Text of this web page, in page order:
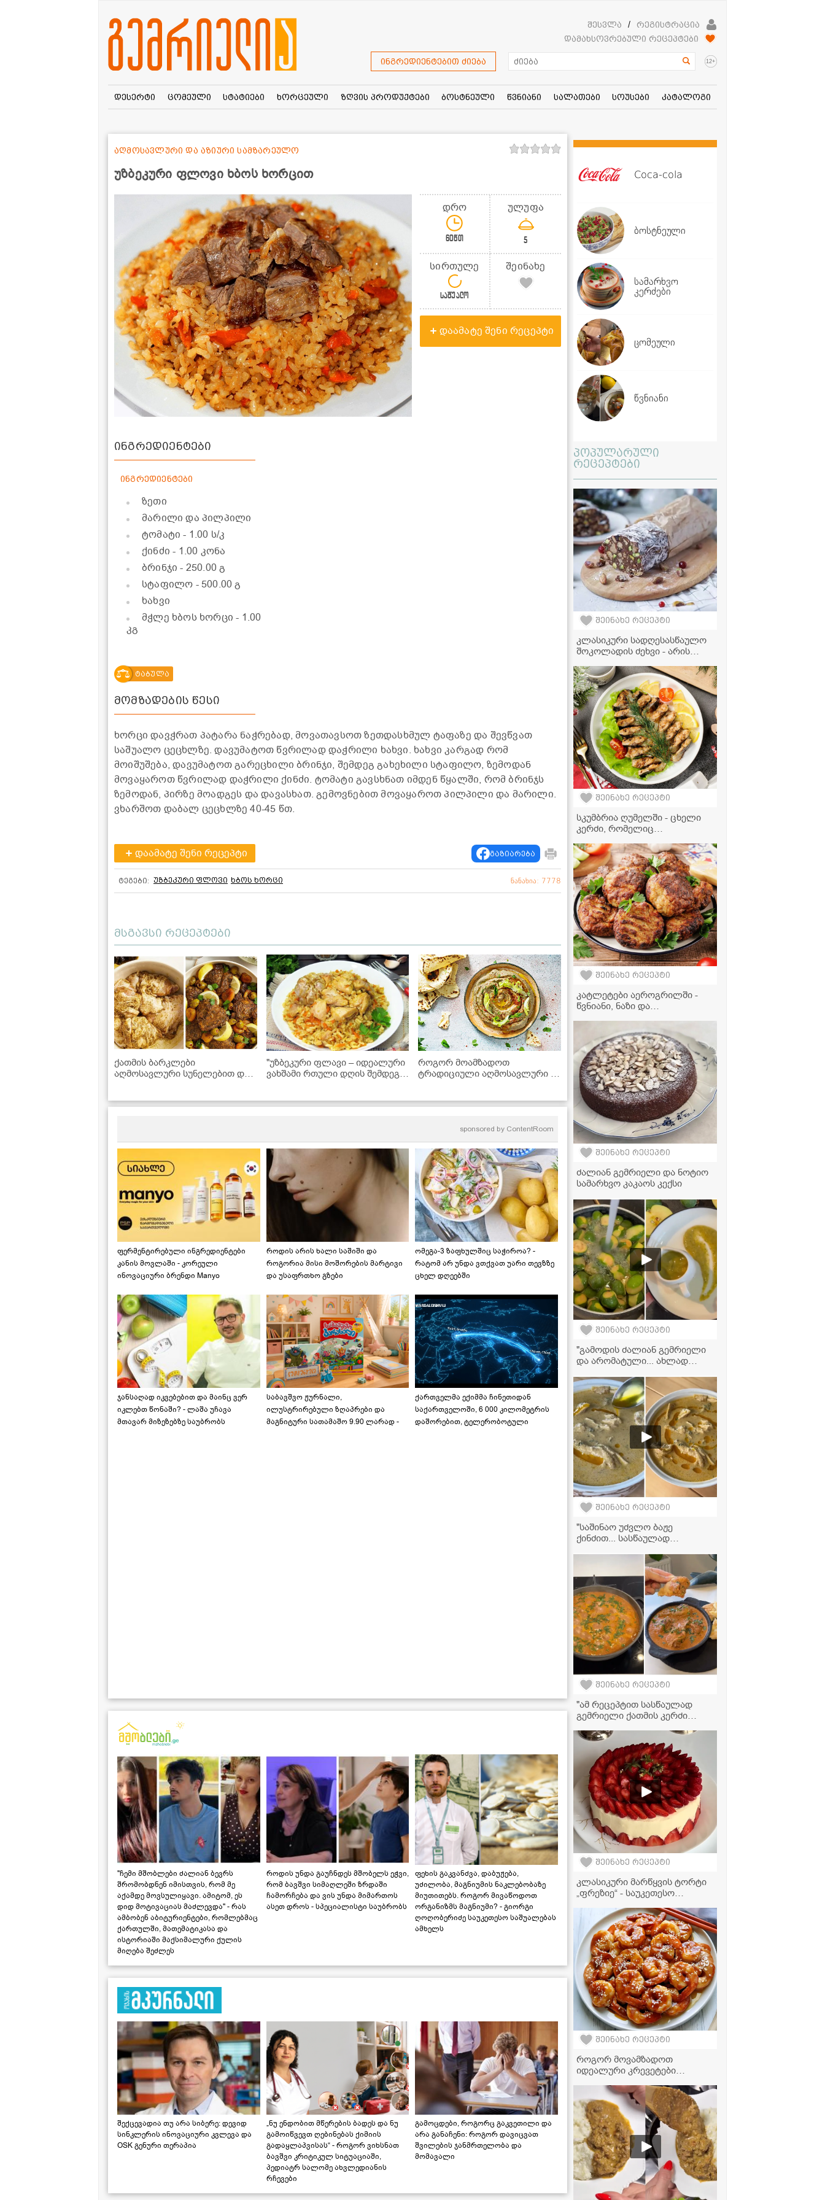
შესვლა /
რეგისტრაცია
დამახსოვრებული რეცეპტები
ინგრედიენტებით ძიება 12+
დესერტი ცომეული სტატიები ხორცეული ზღვის პროდუქტები ბოსტნეული წვნიანი სალათები სოუსები კატალოგი
უზბეკური ფლოვი ხბოს ხორცით
აღმოსავლური და აზიური სამზარეულო
დრო
60წთ
ულუფა
5
სირთულე
საშუალო
შეინახე
დაამატე შენი რეცეპტი
ინგრედიენტები
ინგრედიენტები
ზეთი
მარილი და პილპილი
ტომატი- 1.00 ს/კ
ქინძი- 1.00 კონა
ბრინჯი- 250.00 გ
სტაფილო - 500.00 გ
ხახვი
მჭლე ხბოს ხორცი- 1.00
კგ
ტაბულა
მომზადების წესი
ხორცი დავჭრათ პატარა ნაჭრებად, მოვათავსოთ ზეთდასხმულ ტაფაზე და შევწვათ
საშუალო ცეცხლზე. დავუმატოთ წვრილად დაჭრილი ხახვი. ხახვი კარგად რომ
მოიშუშება, დავუმატოთ გარეცხილი ბრინჯი, შემდეგ გახეხილი სტაფილო, ზემოდან
მოვაყაროთ წვრილად დაჭრილი ქინძი. ტომატი გავსხნათ იმდენ წყალში, რომ ბრინჯს
ზემოდან, პირზე მოადგეს და დავასხათ. გემოვნებით მოვაყაროთ პილპილი და მარილი.
ვხარშოთ დაბალ ცეცხლზე 40-45 წთ.
დაამატე შენი რეცეპტი გაზიარება
ტეგები: უზბეკური ფლოვი ხბოს ხორცი ნანახია: 7778
მსგავსი რეცეპტები
ქათმის ბარკლები
აღმოსავლური სუნელებით და
"უზბეკური ფლავი – იდეალური
ვახშამი რთული დღის შემდეგ" -
როგორ მოამზადოთ
ტრადიციული აღმოსავლური
sponsored by ContentRoom
ფერმენტირებული ინგრედიენტები
კანის მოვლაში - კორეული
ინოვაციური ბრენდი Manyo
როდის არის ხალი საშიში და
როგორია მისი მოშორების მარტივი
და უსაფრთხო გზები
ომეგა-3 ზაფხულშიც საჭიროა? -
რატომ არ უნდა ვთქვათ უარი თევზზე
ცხელ დღეებში
ჯანსაღად იკვებებით და მაინც ვერ
იკლებთ წონაში? - ლაშა უჩავა
მთავარ მიზეზებზე საუბრობს
საბავშვო ჟურნალი,
ილუსტრირებული ზღაპრები და
მაგნიტური სათამაშო 9.90 ლარად -
ქართველმა ექიმმა ჩინეთიდან
საქართველოში, 6 000 კილომეტრის
დაშორებით, ტელერობოტული
"ჩემი მშობლები ძალიან ბევრს
შრომობდნენ იმისთვის, რომ მე
აქამდე მოვსულიყავი. ამიტომ, ეს
დიდ მოტივაციას მაძლევდა" - რას
ამბობენ აბიტურიენტები, რომლებმაც
ქართულში, მათემატიკასა და
ისტორიაში მაქსიმალური ქულის
მიღება შეძლეს
როდის უნდა გაუჩნდეს მშობელს ეჭვი,
რომ ბავშვი სიმაღლეში ზრდაში
ჩამორჩება და ვის უნდა მიმართოს
ასეთ დროს - სპეციალისტი საუბრობს
ფეხის გაკვანძვა, დაბუჟება,
უძილობა, მაგნიუმის ნაკლებობაზე
მიუთითებს. როგორ მივაწოდოთ
ორგანიზმს მაგნიუმი? - გიორგი
ღოღობერიძე საუკეთესო საშუალებას
ამხელს
შექცევადია თუ არა სიბერე: დევიდ
სინკლერის ინოვაციური კვლევა და
OSK გენური თერაპია
„ნუ ენდობით მწერების ბადეს და ნუ
გამოიწვევთ ღებინებას ქიმიის
გადაყლაპვისას“ - როგორ ვიხსნათ
ბავშვი კრიტიკულ სიტუაციაში,
პედიატრ სალომე ახვლედიანის
რჩევები
გამოცდები, როგორც გაკვეთილი და
არა განაჩენი: როგორ დავიცვათ
შვილების ჯანმრთელობა და
მომავალი
Coca-cola
ბოსტნეული
სამარხვო
კერძები
ცომეული
წვნიანი
პოპულარული
რეცეპტები
შეინახე რეცეპტი
კლასიკური სადღესასწაულო
შოკოლადის ძეხვი - არის
უმარტივესად მზადდება!
შეინახე რეცეპტი
სკუმბრია ღუმელში - ცხელი
კერძი, რომელიც
დაამშვენებს
შეინახე რეცეპტი
კატლეტები აეროგრილში -
წვნიანი, ნაზი და
შეინახე რეცეპტი
ძალიან გემრიელი და ნოტიო
სამარხვო კაკაოს კექსი
შეინახე რეცეპტი
"გამოდის ძალიან გემრიელი
და არომატული... ახლად
მოგაგონებთ" - ფეიხოას
საწებლის ვიდეორეცეპტი
შეინახე რეცეპტი
"საშინაო უძვლო ბაჟე
ქინძით... სასწაულად
აუცილებლად სცადეთ ამ
რეცეტპით" - მკითხველის
ვიდეორეცეპტი
შეინახე რეცეპტი
"ამ რეცეპტით სასწაულად
გემრიელი ქათმის კერძი
აუცილებლად!" - მკითხველის
რეცეპტი
შეინახე რეცეპტი
კლასიკური მარწყვის ტორტი
„ფრეზიე“ - საუკეთესო
შეინახე რეცეპტი
როგორ მოვამზადოთ
იდეალური კრევეტები
და მარტივი რეცეპტი